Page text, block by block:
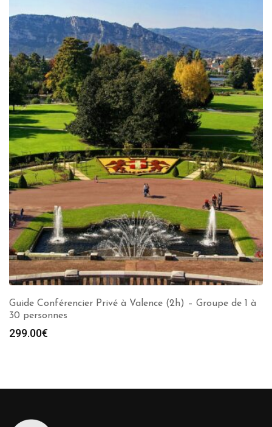
Guide Conférencier Privé à Valence (2h) – Groupe de 1 à
30 personnes
299.00€